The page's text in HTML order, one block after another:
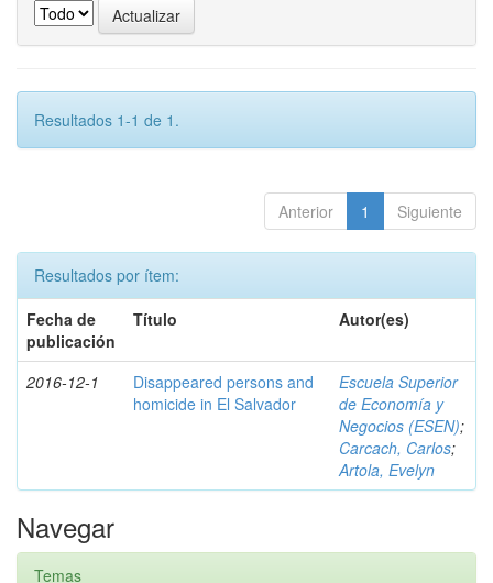
Resultados 1-1 de 1.
Anterior 1 Siguiente
Resultados por ítem:
Fecha de
publicación
Título Autor(es)
2016-12-1
Disappeared persons and
homicide in El Salvador
Escuela Superior
de Economía y
Negocios (ESEN);
Carcach, Carlos;
Artola, Evelyn
Navegar
Temas